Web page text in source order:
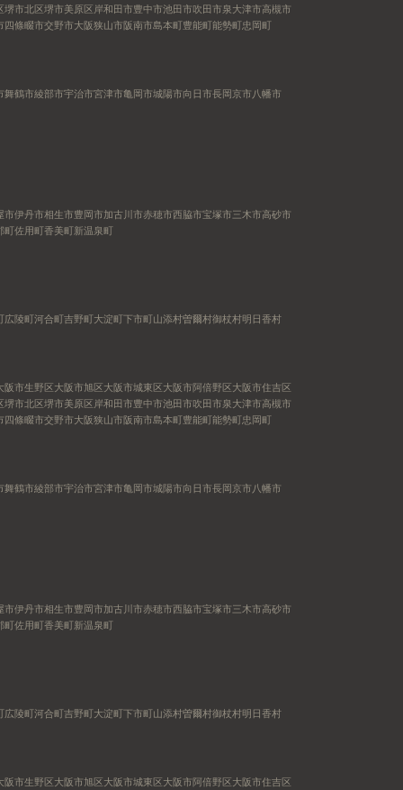
堺市北区堺市美原区岸和田市豊中市池田市吹田市泉大津市高槻市
四條畷市交野市大阪狭山市阪南市島本町豊能町能勢町忠岡町
舞鶴市綾部市宇治市宮津市亀岡市城陽市向日市長岡京市八幡市
市伊丹市相生市豊岡市加古川市赤穂市西脇市宝塚市三木市高砂市
町佐用町香美町新温泉町
広陵町河合町吉野町大淀町下市町山添村曽爾村御杖村明日香村
阪市生野区大阪市旭区大阪市城東区大阪市阿倍野区大阪市住吉区
堺市北区堺市美原区岸和田市豊中市池田市吹田市泉大津市高槻市
四條畷市交野市大阪狭山市阪南市島本町豊能町能勢町忠岡町
舞鶴市綾部市宇治市宮津市亀岡市城陽市向日市長岡京市八幡市
市伊丹市相生市豊岡市加古川市赤穂市西脇市宝塚市三木市高砂市
町佐用町香美町新温泉町
広陵町河合町吉野町大淀町下市町山添村曽爾村御杖村明日香村
阪市生野区大阪市旭区大阪市城東区大阪市阿倍野区大阪市住吉区